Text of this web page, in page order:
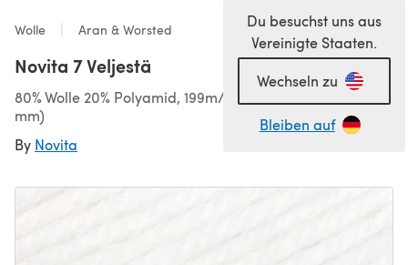
Du besuchst uns aus
Vereinigte Staaten.
Wechseln zu
Bleiben auf
Wolle Aran & Worsted
Novita 7 Veljestä
80% Wolle 20% Polyamid, 199m/100g, Aran (4,50-5,50
mm)
By Novita